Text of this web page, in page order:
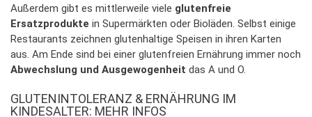
Außerdem gibt es mittlerweile viele glutenfreie
Ersatzprodukte in Supermärkten oder Bioläden. Selbst einige
Restaurants zeichnen glutenhaltige Speisen in ihren Karten
aus. Am Ende sind bei einer glutenfreien Ernährung immer noch
Abwechslung und Ausgewogenheit das A und O.
GLUTENINTOLERANZ & ERNÄHRUNG IM
KINDESALTER: MEHR INFOS